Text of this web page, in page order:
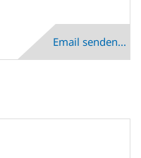
Email senden...